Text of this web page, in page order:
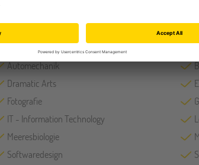
Fächer
Automechanik
Dramatic Arts
Fotografie
IT - Information Technology
Meeresbiologie
Softwaredesign